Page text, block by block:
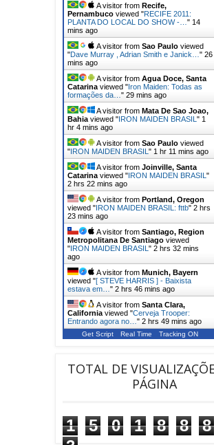
A visitor from Recife,
Pernambuco viewed "RECIFE 2011:
PLANTA DO LOCAL DO SHOW -… " 14
mins ago
A visitor from Sao Paulo viewed
"Dave Murray , Adrian Smith e Janick… " 26
mins ago
A visitor from Agua Doce, Santa
Catarina viewed "Iron Maiden: Todas as
formações da… " 29 mins ago
A visitor from Mata De Sao Joao,
Bahia viewed "IRON MAIDEN BRASIL " 1
hr 4 mins ago
A visitor from Sao Paulo viewed
"IRON MAIDEN BRASIL " 1 hr 11 mins ago
A visitor from Joinville, Santa
Catarina viewed "IRON MAIDEN BRASIL "
2 hrs 22 mins ago
A visitor from Portland, Oregon
viewed "IRON MAIDEN BRASIL: fttb" 2 hrs
23 mins ago
A visitor from Santiago, Region
Metropolitana De Santiago viewed
"IRON MAIDEN BRASIL " 2 hrs 32 mins
ago
A visitor from Munich, Bayern
viewed "[ STEVE HARRIS ] - Baixista
estava em… " 2 hrs 46 mins ago
A visitor from Santa Clara,
California viewed "Cerveja Trooper:
Entrando agora no… " 2 hrs 49 mins ago
Get Script Real Time Tracking ON
TOTAL DE
PÁGINA
1 5 0 1 8 8
8